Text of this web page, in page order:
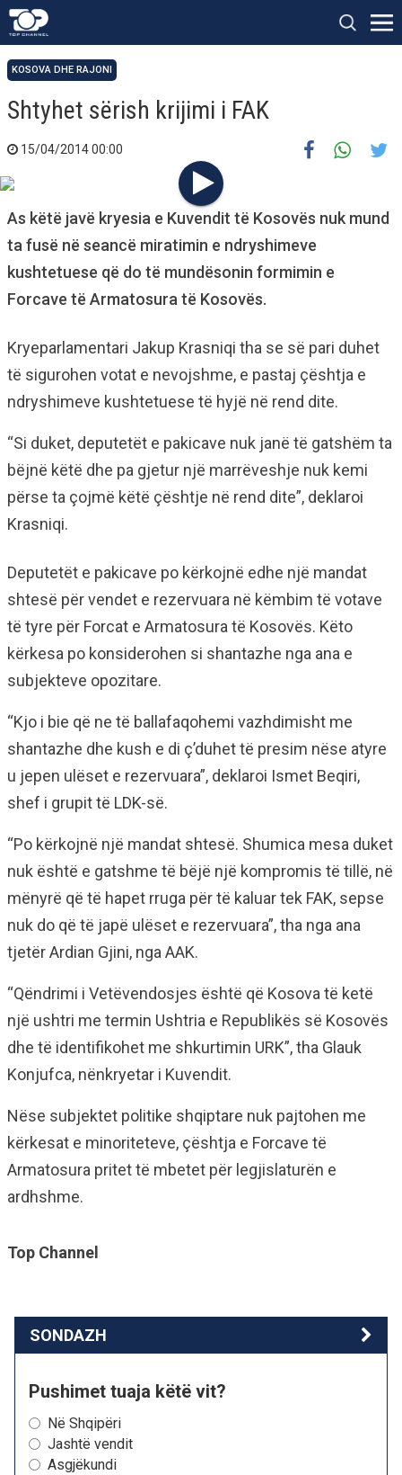
KOSOVA DHE RAJONI
Shtyhet sërish krijimi i FAK
15/04/2014 00:00
As këtë javë kryesia e Kuvendit të Kosovës nuk mund
ta fusë në seancë miratimin e ndryshimeve
kushtetuese që do të mundësonin formimin e
Forcave të Armatosura të Kosovës.
Kryeparlamentari Jakup Krasniqi tha se së pari duhet
të sigurohen votat e nevojshme, e pastaj çështja e
ndryshimeve kushtetuese të hyjë në rend dite.
“Si duket, deputetët e pakicave nuk janë të gatshëm ta
bëjnë këtë dhe pa gjetur një marrëveshje nuk kemi
përse ta çojmë këtë çështje në rend dite”, deklaroi
Krasniqi.
Deputetët e pakicave po kërkojnë edhe një mandat
shtesë për vendet e rezervuara në këmbim të votave
të tyre për Forcat e Armatosura të Kosovës. Këto
kërkesa po konsiderohen si shantazhe nga ana e
subjekteve opozitare.
“Kjo i bie që ne të ballafaqohemi vazhdimisht me
shantazhe dhe kush e di ç’duhet të presim nëse atyre
u jepen ulëset e rezervuara”, deklaroi Ismet Beqiri,
shef i grupit të LDK-së.
“Po kërkojnë një mandat shtesë. Shumica mesa duket
nuk është e gatshme të bëjë një kompromis të tillë, në
mënyrë që të hapet rruga për të kaluar tek FAK, sepse
nuk do që të japë ulëset e rezervuara”, tha nga ana
tjetër Ardian Gjini, nga AAK.
“Qëndrimi i Vetëvendosjes është që Kosova të ketë
një ushtri me termin Ushtria e Republikës së Kosovës
dhe të identifikohet me shkurtimin URK”, tha Glauk
Konjufca, nënkryetar i Kuvendit.
Nëse subjektet politike shqiptare nuk pajtohen me
kërkesat e minoriteteve, çështja e Forcave të
Armatosura pritet të mbetet për legjislaturën e
ardhshme.
Top Channel
SONDAZH
Pushimet tuaja këtë vit?
Në Shqipëri
Jashtë vendit
Asgjëkundi